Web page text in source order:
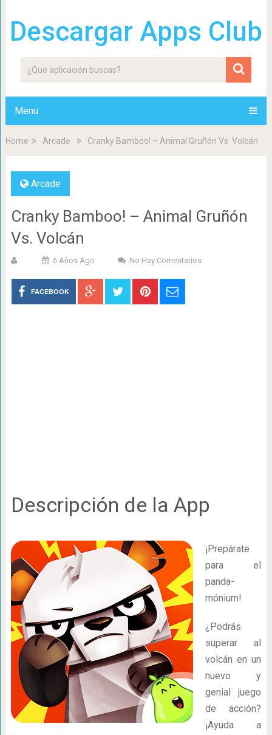
Descargar Apps Club
Menu
Home Arcade Cranky Bamboo! – Animal Gruñón Vs. Volcán
Arcade
Cranky Bamboo! – Animal Gruñón
Vs. Volcán
6 Años Ago No Hay Comentarios
FACEBOOK
Descripción de la App
¡Prepárate
para el
panda-
mónium!
¿Podrás
superar al
volcán en un
nuevo y
genial juego
de acción?
¡Ayuda a